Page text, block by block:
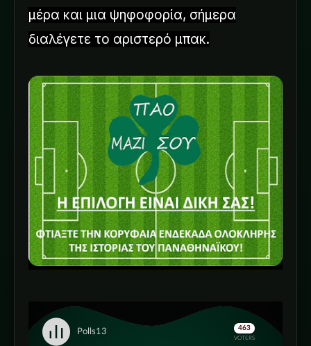
μέρα και μια ψηφοφορία, σήμερα
διαλέγετε το αριστερό μπακ.